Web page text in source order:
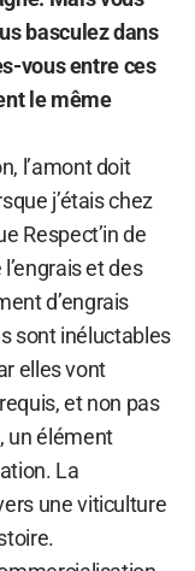
basculez dans
vous entre ces
le même
l’amont doit
j’étais chez
Respect’in de
et des
d’engrais
sont inéluctables
elles vont
et non pas
un élément
La
une viticulture